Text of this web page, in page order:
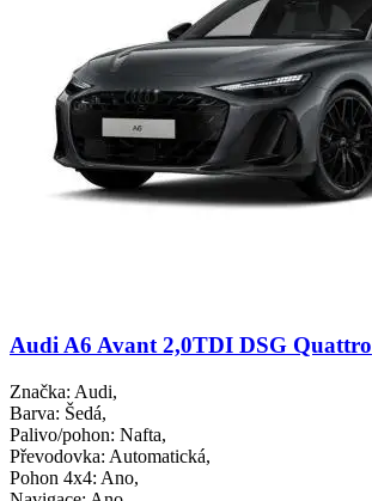
Audi A6 Avant 2,0TDI DSG Quattro
Značka: Audi,
Barva: Šedá,
Palivo/pohon: Nafta,
Převodovka: Automatická,
Pohon 4x4: Ano,